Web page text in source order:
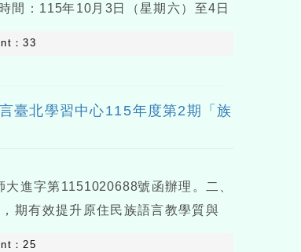
間：115年10月3日（星期六）至4日
：33
臺北學習中心115年度第2期「族
進字第1151020688號函辦理。二、
期有效提升原住民族語言教學質與
：25